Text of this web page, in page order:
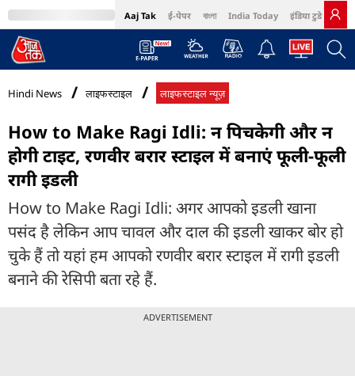
Aaj Tak ई-पेपर বাংলা India Today इंडिया टुडे हिंदी
MumbaiTak Cosmopolitan Harper's Bazaar Northeast
Hindi News लाइफस्टाइल लाइफस्टाइल न्यूज़
How to Make Ragi Idli: न पिचकेगी और न
होगी टाइट, रणवीर बरार स्टाइल में बनाएं फूली-फूली
रागी इडली
How to Make Ragi Idli: अगर आपको इडली खाना
पसंद है लेकिन आप चावल और दाल की इडली खाकर बोर हो
चुके हैं तो यहां हम आपको रणवीर बरार स्टाइल में रागी इडली
बनाने की रेसिपी बता रहे हैं.
ADVERTISEMENT